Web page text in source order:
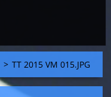
> TT 2015 VM 015.JPG